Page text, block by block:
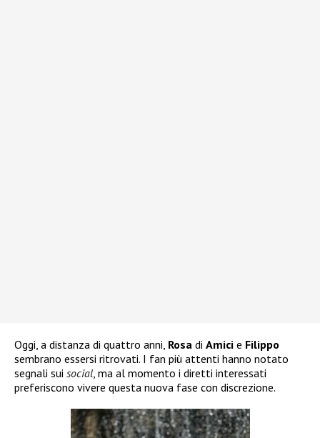
Oggi, a distanza di quattro anni, Rosa di Amici e Filippo
sembrano essersi ritrovati. I fan più attenti hanno notato
segnali sui social , ma al momento i diretti interessati
preferiscono vivere questa nuova fase con discrezione.